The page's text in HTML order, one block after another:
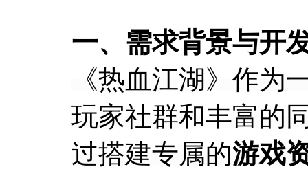
一、需求背景与开
《热血江湖》作为
玩家社群和丰富的
过搭建专属的游戏